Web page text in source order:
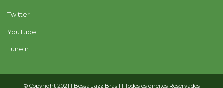
Twitter
YouTube
TuneIn
© Copyright 2021 | Bossa Jazz Brasil | Todos os direitos Reservados